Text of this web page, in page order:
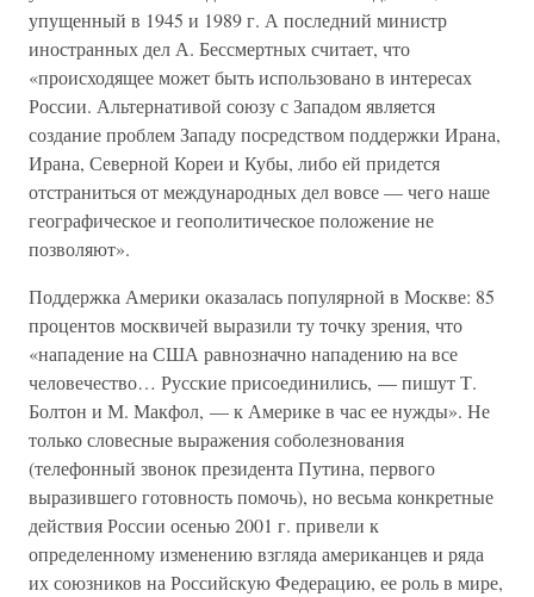
упущенный в 1945 и 1989 г. А последний министр
иностранных дел А. Бессмертных считает, что
«происходящее может быть использовано в интересах
России. Альтернативой союзу с Западом является
создание проблем Западу посредством поддержки Ирана,
Ирана, Северной Кореи и Кубы, либо ей придется
отстраниться от международных дел вовсе — чего наше
географическое и геополитическое положение не
позволяют».
Поддержка Америки оказалась популярной в Москве: 85
процентов москвичей выразили ту точку зрения, что
«нападение на США равнозначно нападению на все
человечество… Русские присоединились, — пишут Т.
Болтон и М. Макфол, — к Америке в час ее нужды». Не
только словесные выражения соболезнования
(телефонный звонок президента Путина, первого
выразившего готовность помочь), но весьма конкретные
действия России осенью 2001 г. привели к
определенному изменению взгляда американцев и ряда
их союзников на Российскую Федерацию, ее роль в мире,